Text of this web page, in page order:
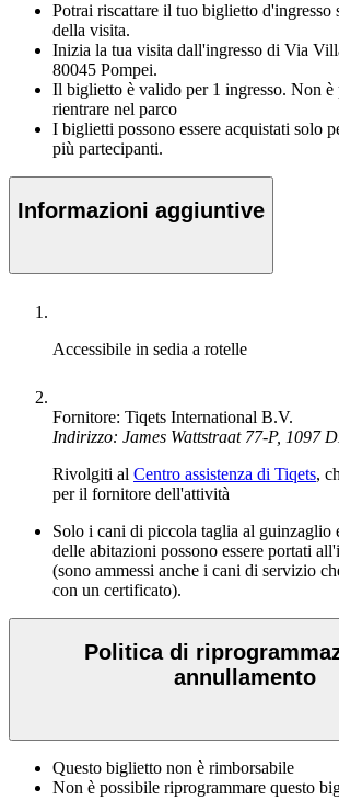
Potrai riscattare il tuo biglietto d'ingresso
della visita.
Inizia la tua visita dall'ingresso di Via
80045 Pompei.
Il biglietto è valido per 1 ingresso. Non è
rientrare nel parco
I biglietti possono essere acquistati solo
più partecipanti.
Informazioni aggiuntive
Accessibile in sedia a rotelle
Fornitore: Tiqets International B.V.
Indirizzo: James Wattstraat 77-P, 1097
Rivolgiti al Centro assistenza di Tiqets,
per il fornitore dell'attività
Solo i cani di piccola taglia al guinzaglio
delle abitazioni possono essere portati
(sono ammessi anche i cani di servizio
con un certificato).
Politica di
annullamento
Questo biglietto non è rimborsabile
Non è possibile riprogrammare questo